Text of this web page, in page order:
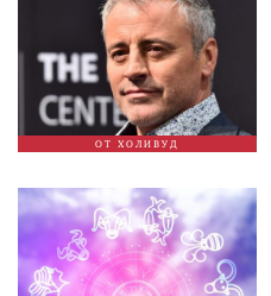
ОТ ХОЛИВУД